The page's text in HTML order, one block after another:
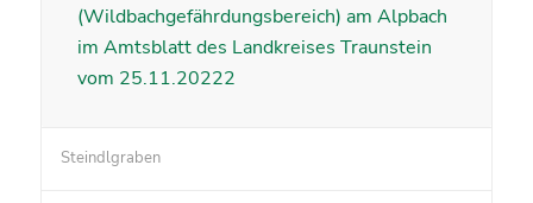
(Wildbachgefährdungsbereich) am Alpbach
im Amtsblatt des Landkreises Traunstein
vom 25.11.20222
Steindlgraben